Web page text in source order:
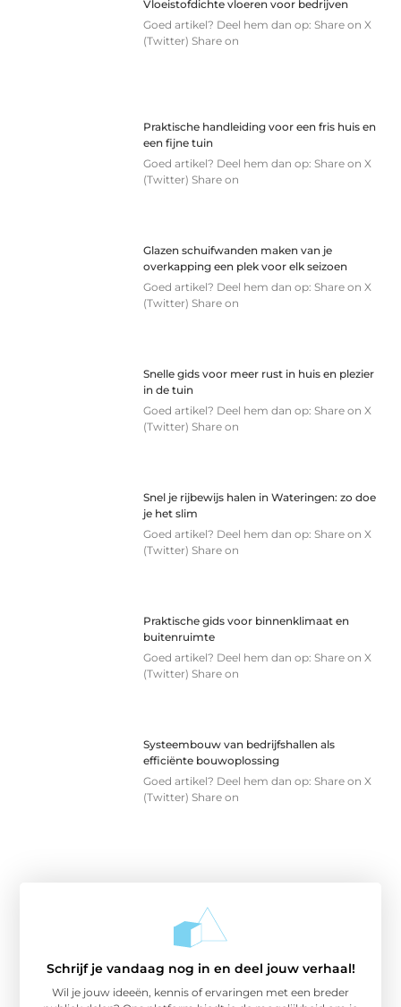
Vloeistofdichte vloeren voor bedrijven
Goed artikel? Deel hem dan op: Share on X
(Twitter) Share on
Praktische handleiding voor een fris huis en
een fijne tuin
Goed artikel? Deel hem dan op: Share on X
(Twitter) Share on
Glazen schuifwanden maken van je
overkapping een plek voor elk seizoen
Goed artikel? Deel hem dan op: Share on X
(Twitter) Share on
Snelle gids voor meer rust in huis en plezier
in de tuin
Goed artikel? Deel hem dan op: Share on X
(Twitter) Share on
Snel je rijbewijs halen in Wateringen: zo doe
je het slim
Goed artikel? Deel hem dan op: Share on X
(Twitter) Share on
Praktische gids voor binnenklimaat en
buitenruimte
Goed artikel? Deel hem dan op: Share on X
(Twitter) Share on
Systeembouw van bedrijfshallen als
efficiënte bouwoplossing
Goed artikel? Deel hem dan op: Share on X
(Twitter) Share on
Schrijf je vandaag nog in en deel jouw verhaal!
Wil je jouw ideeën, kennis of ervaringen met een breder